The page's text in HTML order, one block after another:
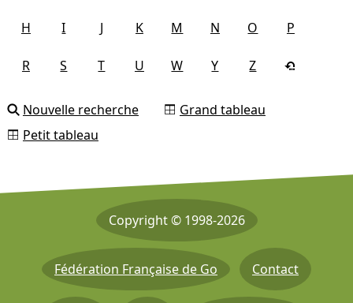
H I J K M N O P
R S T U W Y Z
Nouvelle recherche
Grand tableau
Petit tableau
Copyright © 1998-2026
Fédération Française de Go Contact